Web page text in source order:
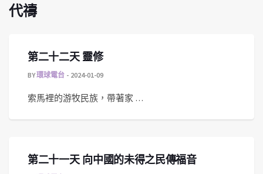
代禱
第二十二天 靈修
BY環球電台 2024-01-09
索馬裡的游牧民族，帶著家 …
第二十一天 向中國的未得之民傳福音